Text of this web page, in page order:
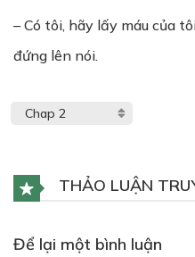
– Có tôi, hãy lấy máu của
đứng lên nói.
THẢO LUẬN
Để lại một bình luận